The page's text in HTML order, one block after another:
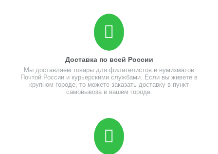
Доставка по всей России
Мы доставляем товары для филателистов и нумизматов
Почтой России и курьерскими службами. Если вы живете в
крупном городе, то можете заказать доставку в пункт
самовывоза в вашем городе.